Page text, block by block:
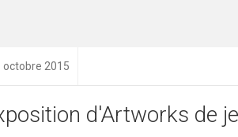
octobre 2015
d'Artworks de